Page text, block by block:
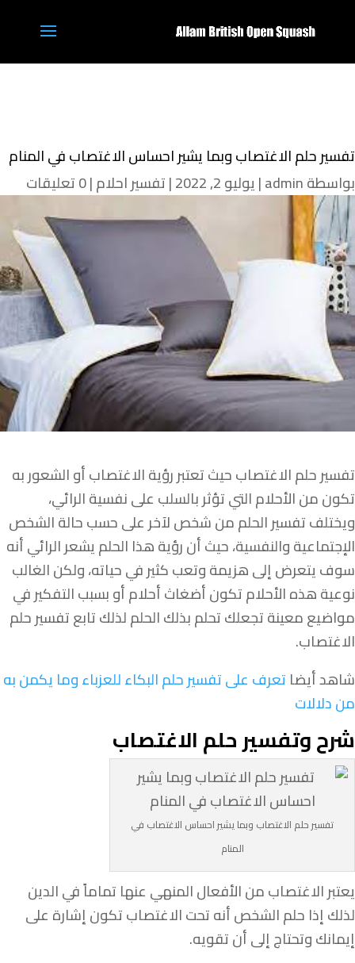
تفسير حلم الاغتصاب وبما يشير احساس الاغتصاب في المنام
بواسطةadmin
|يوليو 2, 2022 |تفسير احلام|0 تعليقات
تفسير حلم الاغتصاب حيث تعتبر رؤية الاغتصاب أو الشعور به
تكون من الأحلام التي تؤثر بالسلب على نفسية الرائي،
ويختلف تفسير الحلم من شخص لآخر على حسب حالة الشخص
الإجتماعية والنفسية، حيث أن رؤية هذا الحلم يشعر الرائي أنه
سوف يتعرض إلى هزيمة وتعب كثير في حياته، ولكن الغالب
نوعية هذه الأحلام تكون أضغاث أحلام أو بسبب التفكير في
مواضيع معينة تجعلك تحلم بذلك الحلم لذلك تابع تفسير حلم
الاغتصاب.
شاهد أيضا تعرف على تفسير حلم البكاء للعزباء وما يكمن به
من دلالات
شرح وتفسير حلم الاغتصاب
تفسير حلم الاغتصاب وبما يشير احساس الاغتصاب في
المنام
يعتبر الاغتصاب من الأفعال المنهي عنها تماماً في الدين
لذلك إذا حلم الشخص أنه تحت الاغتصاب تكون إشارة على
إيمانك وتحتاج إلى أن تقويه.